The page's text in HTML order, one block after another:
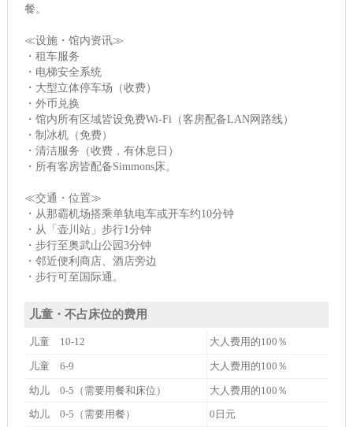
餐。
≪设施・馆内资讯≫
・租车服务
・电梯安全系统
・大型立体停车场（收费）
・外币兑换
・馆内所有区域皆设免费Wi-Fi（客房配备LAN网路线）
・制冰机（免费）
・清洁服务（收费，有休息日）
・所有客房皆配备Simmons床。
≪交通・位置≫
・从那霸机场搭乘单轨电车或开车约10分钟
・从「壶川站」步行1分钟
・步行至奥武山公园3分钟
・邻近便利商店、酒店旁边
・步行可至国际通。
儿童・不占床位的费用
儿童 10-12 大人费用的100％
儿童 6-9 大人费用的100％
幼儿 0-5（需要用餐和床位） 大人费用的100％
幼儿 0-5（需要用餐） 0日元